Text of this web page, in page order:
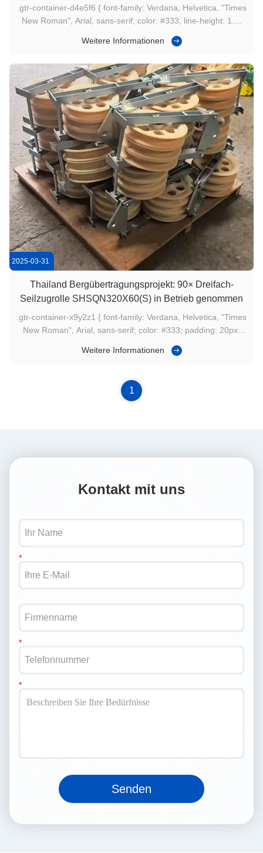
.gtr-container-d4e5f6 { font-family: Verdana, Helvetica, "Times
New Roman", Arial, sans-serif; color: #333; line-height: 1.6;
.gtr-container-d4e5f6 p { font-size: 14px; margin-bottom:
Weitere Informationen
2025-03-31
Thailand Bergübertragungsprojekt: 90× Dreifach-
Seilzugrolle SHSQN320X60(S) in Betrieb genommen
.gtr-container-x9y2z1 { font-family: Verdana, Helvetica, "Times
New Roman", Arial, sans-serif; color: #333; padding: 20px;
overflow-x: hidden; } .gtr-container-x9y2z1 p { font-size: 14px;
Weitere Informationen
1
Kontakt mit uns
Senden